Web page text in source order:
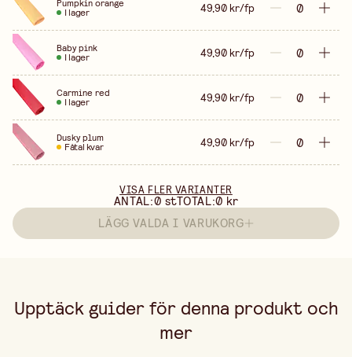
Pumpkin orange
I lager 49,90 kr/fp
Baby pink
I lager 49,90 kr/fp
Carmine red
I lager 49,90 kr/fp
Dusky plum
Fåtal kvar 49,90 kr/fp
VISA FLER VARIANTER
ANTAL:0 stTOTAL:0 kr
LÄGG VALDA I VARUKORG
Upptäck guider för denna produkt och
mer